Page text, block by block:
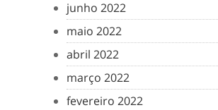
junho 2022
maio 2022
abril 2022
março 2022
fevereiro 2022